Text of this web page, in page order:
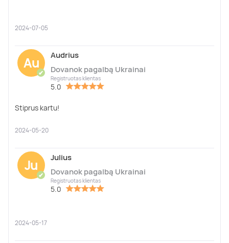
2024-07-05
Au
✔
Audrius
Dovanok pagalbą Ukrainai
Registruotas klientas
5.0
Stiprus kartu!
2024-05-20
Ju
✔
Julius
Dovanok pagalbą Ukrainai
Registruotas klientas
5.0
2024-05-17